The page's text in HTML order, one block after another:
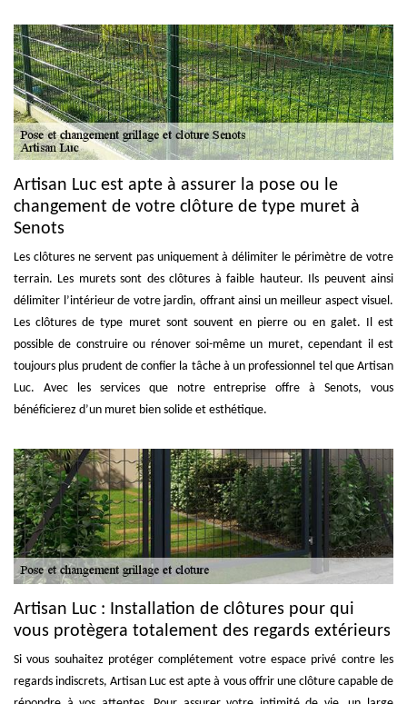
Artisan Luc est apte à assurer la pose ou le
changement de votre clôture de type muret à
Senots
Les clôtures ne servent pas uniquement à délimiter le périmètre de votre
terrain. Les murets sont des clôtures à faible hauteur. Ils peuvent ainsi
délimiter l’intérieur de votre jardin, offrant ainsi un meilleur aspect visuel.
Les clôtures de type muret sont souvent en pierre ou en galet. Il est
possible de construire ou rénover soi-même un muret, cependant il est
toujours plus prudent de confier la tâche à un professionnel tel que Artisan
Luc. Avec les services que notre entreprise offre à Senots, vous
bénéficierez d’un muret bien solide et esthétique.
Artisan Luc : Installation de clôtures pour qui
vous protègera totalement des regards extérieurs
Si vous souhaitez protéger complétement votre espace privé contre les
regards indiscrets, Artisan Luc est apte à vous offrir une clôture capable de